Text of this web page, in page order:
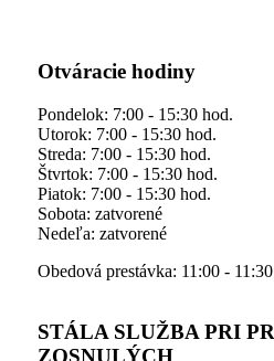
Otváracie hodiny
Pondelok: 7:00 - 15:30 hod.
Utorok: 7:00 - 15:30 hod.
Streda: 7:00 - 15:30 hod.
Štvrtok: 7:00 - 15:30 hod.
Piatok: 7:00 - 15:30 hod.
Sobota: zatvorené
Nedeľa: zatvorené
Obedová prestávka: 11:00 -
STÁLA SLUŽBA PRI
ZOSNULÝCH